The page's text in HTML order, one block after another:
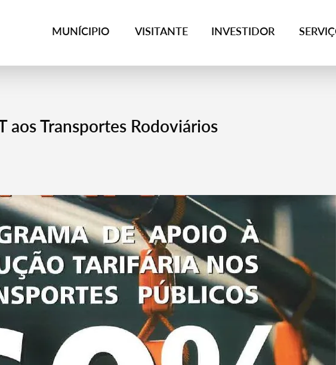
MUNÍCIPIO VISITANTE INVESTIDOR
aos Transportes Rodoviários